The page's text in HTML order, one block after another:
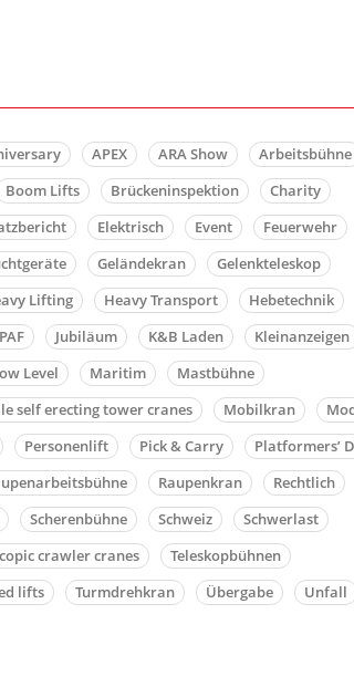
APEX ARA Show
Arbeitsbühne
Boom Lifts Brückeninspektion
Charity
Elektrisch Event
Feuerwehr
Geländekran
Gelenkteleskop
Lifting Heavy Transport
Hebetechnik
Jubiläum K&B Laden
Kleinanzeigen
Level Maritim
Mastbühne
self erecting tower cranes Mobilkran
Personenlift Pick & Carry
Platformers’
Raupenkran
Rechtlich
Scherenbühne Schweiz
Schwerlast
crawler cranes
Teleskopbühnen
lifts Turmdrehkran Übergabe
Unfall